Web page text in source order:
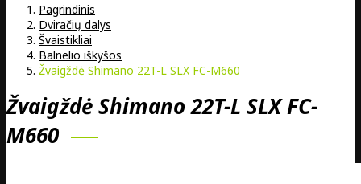
Pagrindinis
Dviračių dalys
Švaistikliai
Balnelio iškyšos
Žvaigždė Shimano 22T-L SLX FC-M660
Žvaigždė Shimano 22T-L SLX FC-
M660